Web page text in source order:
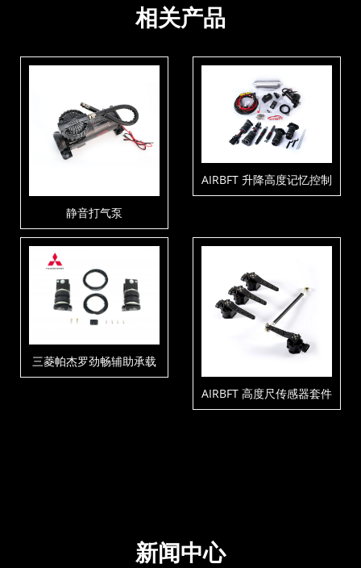
相关产品
静音打气泵
AIRBFT 升降高度记忆控制
套件V4-P3-C1-T3
三菱帕杰罗劲畅辅助承载
气囊套件
AIRBFT 高度尺传感器套件
新闻中心